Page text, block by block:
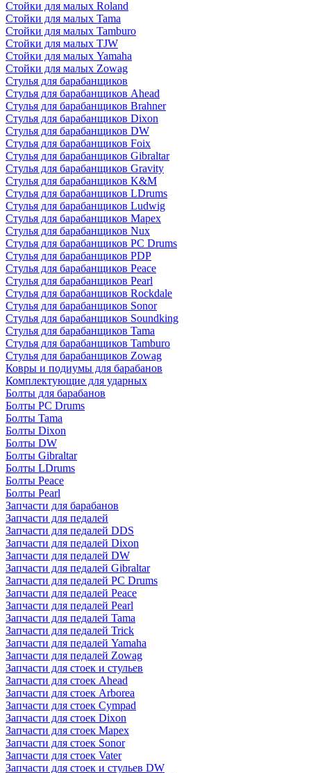
Стойки для малых Roland
Стойки для малых Tama
Стойки для малых Tamburo
Стойки для малых TJW
Стойки для малых Yamaha
Стойки для малых Zowag
Стулья для барабанщиков
Стулья для барабанщиков Ahead
Стулья для барабанщиков Brahner
Стулья для барабанщиков Dixon
Стулья для барабанщиков DW
Стулья для барабанщиков Foix
Стулья для барабанщиков Gibraltar
Стулья для барабанщиков Gravity
Стулья для барабанщиков K&M
Стулья для барабанщиков LDrums
Стулья для барабанщиков Ludwig
Стулья для барабанщиков Mapex
Стулья для барабанщиков Nux
Стулья для барабанщиков PC Drums
Стулья для барабанщиков PDP
Стулья для барабанщиков Peace
Стулья для барабанщиков Pearl
Стулья для барабанщиков Rockdale
Стулья для барабанщиков Sonor
Стулья для барабанщиков Soundking
Стулья для барабанщиков Tama
Стулья для барабанщиков Tamburo
Стулья для барабанщиков Zowag
Ковры и подиумы для барабанов
Комплектующие для ударных
Болты для барабанов
Болты PC Drums
Болты Tama
Болты Dixon
Болты DW
Болты Gibraltar
Болты LDrums
Болты Peace
Болты Pearl
Запчасти для барабанов
Запчасти для педалей
Запчасти для педалей DDS
Запчасти для педалей Dixon
Запчасти для педалей DW
Запчасти для педалей Gibraltar
Запчасти для педалей PC Drums
Запчасти для педалей Peace
Запчасти для педалей Pearl
Запчасти для педалей Tama
Запчасти для педалей Trick
Запчасти для педалей Yamaha
Запчасти для педалей Zowag
Запчасти для стоек и стульев
Запчасти для стоек Ahead
Запчасти для стоек Arborea
Запчасти для стоек Cympad
Запчасти для стоек Dixon
Запчасти для стоек Mapex
Запчасти для стоек Sonor
Запчасти для стоек Vater
Запчасти для стоек и стульев DW